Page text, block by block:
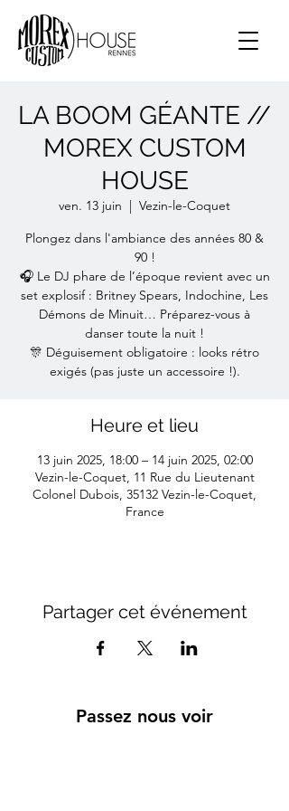
LA BOOM GÉANTE //
MOREX CUSTOM
HOUSE
ven. 13 juin
  |
Vezin-le-Coquet
Plongez dans l'ambiance des années 80 &
90 !
🎧 Le DJ phare de l’époque revient avec un
set explosif : Britney Spears, Indochine, Les
Démons de Minuit… Préparez-vous à
danser toute la nuit !
🎊 Déguisement obligatoire : looks rétro
exigés (pas juste un accessoire !).
Heure et lieu
13 juin 2025, 18:00 – 14 juin 2025, 02:00
Vezin-le-Coquet, 11 Rue du Lieutenant
Colonel Dubois, 35132 Vezin-le-Coquet,
France
Partager cet événement
Passez nous voir